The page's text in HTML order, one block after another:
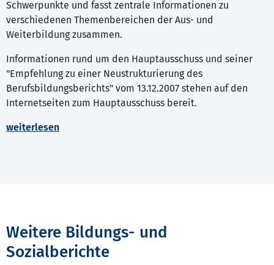
Schwerpunkte und fasst zentrale Informationen zu
verschiedenen Themenbereichen der Aus- und
Weiterbildung zusammen.
Informationen rund um den Hauptausschuss und seiner
"Empfehlung zu einer Neustrukturierung des
Berufsbildungsberichts" vom 13.12.2007 stehen auf den
Internetseiten zum Hauptausschuss bereit.
weiterlesen
Weitere Bildungs- und
Sozialberichte